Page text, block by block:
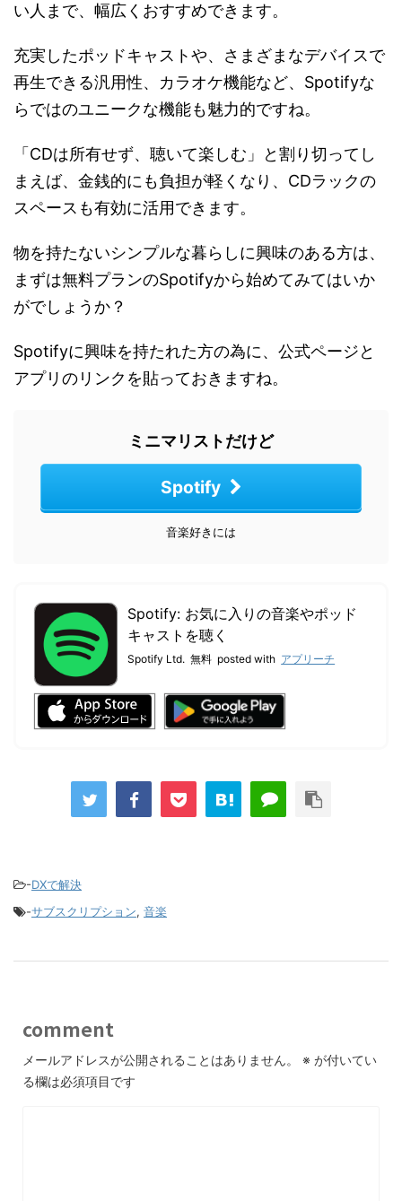
い人まで、幅広くおすすめできます。
充実したポッドキャストや、さまざまなデバイスで
再生できる汎用性、カラオケ機能など、Spotifyな
らではのユニークな機能も魅力的ですね。
「CDは所有せず、聴いて楽しむ」と割り切ってし
まえば、金銭的にも負担が軽くなり、CDラックの
スペースも有効に活用できます。
物を持たないシンプルな暮らしに興味のある方は、
まずは無料プランのSpotifyから始めてみてはいか
がでしょうか？
Spotifyに興味を持たれた方の為に、公式ページと
アプリのリンクを貼っておきますね。
ミニマリストだけど
Spotify
音楽好きには
Spotify: お気に入りの音楽やポッド
キャストを聴く
Spotify Ltd. 無料 posted with アプリーチ
-DXで解決
-サブスクリプション, 音楽
comment
メールアドレスが公開されることはありません。 ※ が付いてい
る欄は必須項目です